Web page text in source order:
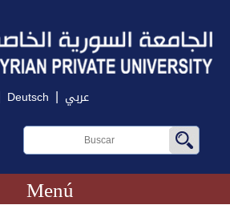
Deutsch | عربي
Menú